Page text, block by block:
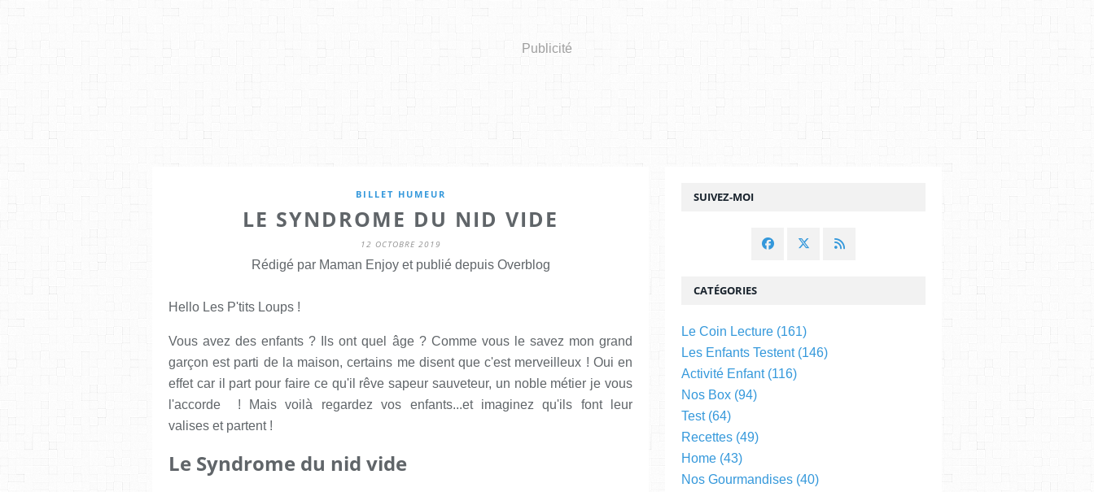
Publicité
BILLET HUMEUR
LE SYNDROME DU NID VIDE
12 OCTOBRE 2019
Rédigé par Maman Enjoy et publié depuis Overblog
Hello Les P'tits Loups !
Vous avez des enfants ? Ils ont quel âge ? Comme vous le savez mon grand
garçon est parti de la maison, certains me disent que c'est merveilleux ! Oui en
effet car il part pour faire ce qu'il rêve sapeur sauveteur, un noble métier je vous
l'accorde ! Mais voilà regardez vos enfants...et imaginez qu'ils font leur
valises et partent !
Le Syndrome du nid vide
SUIVEZ-MOI
CATÉGORIES
Le Coin Lecture (161)
Les Enfants Testent(146)
Activité Enfant(116)
Nos Box (94)
Test(64)
Recettes (49)
Home (43)
Nos Gourmandises (40)